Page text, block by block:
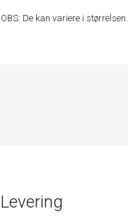
OBS: De kan variere i størrelsen.
Levering